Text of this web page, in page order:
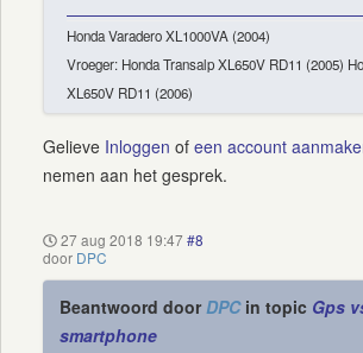
Honda Varadero XL1000VA (2004)
Vroeger: Honda Transalp XL650V RD11 (2005)
XL650V RD11 (2006)
Gelieve Inloggen of een account
nemen aan het gesprek.
27 aug 2018 19:47 #8
door DPC
Beantwoord doorDPCin topic Gps
smartphone